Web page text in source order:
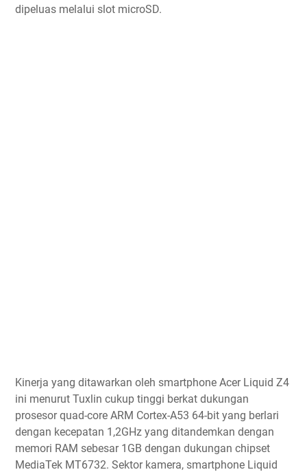
dipeluas melalui slot microSD.
Kinerja yang ditawarkan oleh smartphone Acer Liquid Z4
ini menurut Tuxlin cukup tinggi berkat dukungan
prosesor quad-core ARM Cortex-A53 64-bit yang berlari
dengan kecepatan 1,2GHz yang ditandemkan dengan
memori RAM sebesar 1GB dengan dukungan chipset
MediaTek MT6732. Sektor kamera, smartphone Liquid